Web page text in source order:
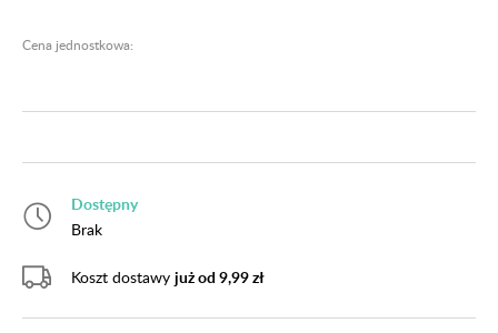
Cena jednostkowa:
Dostępny
Brak
Koszt dostawy już od 9,99 zł